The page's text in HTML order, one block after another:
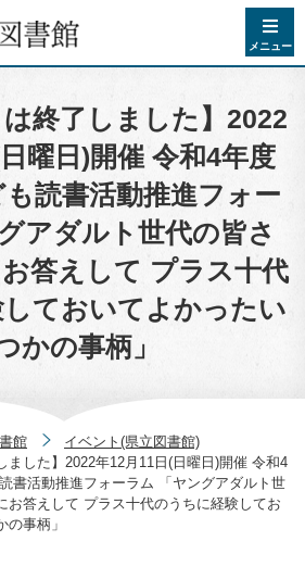
メニュー
は終了しました】2022
曜日)開催 令和4年度
読書活動推進フォー
アダルト世代の皆さ
答えして プラス十代
ておいてよかったい
かの事柄」
館
イベント(県立図書館)
ました】2022年12月11日(日曜日)開催 令和4
書活動推進フォーラム 「ヤングアダルト世
お答えして プラス十代のうちに経験してお
の事柄」